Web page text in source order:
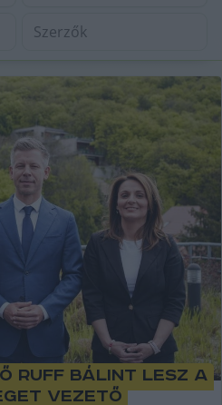
Ruff Bálint lesz a
vezető